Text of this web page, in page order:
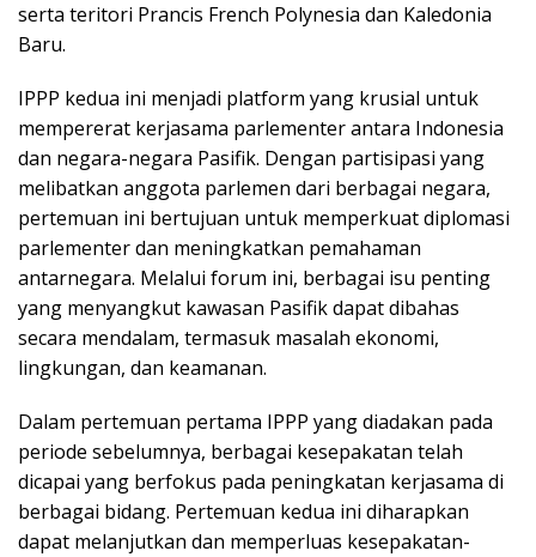
serta teritori Prancis French Polynesia dan Kaledonia
Baru.
IPPP kedua ini menjadi platform yang krusial untuk
mempererat kerjasama parlementer antara Indonesia
dan negara-negara Pasifik. Dengan partisipasi yang
melibatkan anggota parlemen dari berbagai negara,
pertemuan ini bertujuan untuk memperkuat diplomasi
parlementer dan meningkatkan pemahaman
antarnegara. Melalui forum ini, berbagai isu penting
yang menyangkut kawasan Pasifik dapat dibahas
secara mendalam, termasuk masalah ekonomi,
lingkungan, dan keamanan.
Dalam pertemuan pertama IPPP yang diadakan pada
periode sebelumnya, berbagai kesepakatan telah
dicapai yang berfokus pada peningkatan kerjasama di
berbagai bidang. Pertemuan kedua ini diharapkan
dapat melanjutkan dan memperluas kesepakatan-